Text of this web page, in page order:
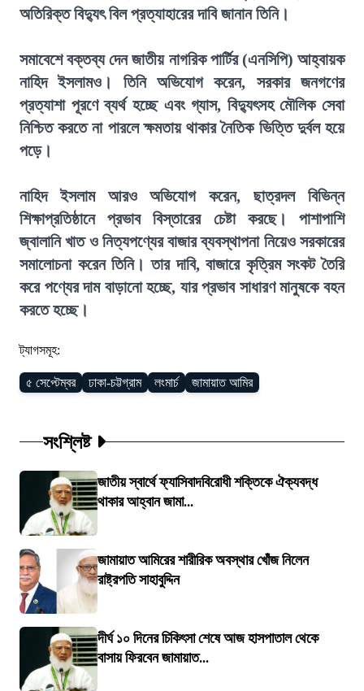
অতিরিক্ত বিদ্যুৎ বিল প্রত্যাহারের দাবি জানান তিনি।
সমাবেশে বক্তব্য দেন জাতীয় নাগরিক পার্টির (এনসিপি) আহ্বায়ক
নাহিদ ইসলামও। তিনি অভিযোগ করেন, সরকার জনগণের
প্রত্যাশা পূরণে ব্যর্থ হচ্ছে এবং গ্যাস, বিদ্যুৎসহ মৌলিক সেবা
নিশ্চিত করতে না পারলে ক্ষমতায় থাকার নৈতিক ভিত্তি দুর্বল হয়ে
পড়ে।
নাহিদ ইসলাম আরও অভিযোগ করেন, ছাত্রদল বিভিন্ন
শিক্ষাপ্রতিষ্ঠানে প্রভাব বিস্তারের চেষ্টা করছে। পাশাপাশি
জ্বালানি খাত ও নিত্যপণ্যের বাজার ব্যবস্থাপনা নিয়েও সরকারের
সমালোচনা করেন তিনি। তার দাবি, বাজারে কৃত্রিম সংকট তৈরি
করে পণ্যের দাম বাড়ানো হচ্ছে, যার প্রভাব সাধারণ মানুষকে বহন
করতে হচ্ছে।
ট্যাগসমূহ:
৫ সেপ্টেম্বর ঢাকা-চট্টগ্রাম লংমার্চ জামায়াত আমির
সংশ্লিষ্ট
জাতীয় স্বার্থে ফ্যাসিবাদবিরোধী শক্তিকে ঐক্যবদ্ধ
থাকার আহ্বান জামা...
জামায়াত আমিরের শারীরিক অবস্থার খোঁজ নিলেন
রাষ্ট্রপতি সাহাবুদ্দিন
দীর্ঘ ১০ দিনের চিকিৎসা শেষে আজ হাসপাতাল থেকে
বাসায় ফিরবেন জামায়াত...